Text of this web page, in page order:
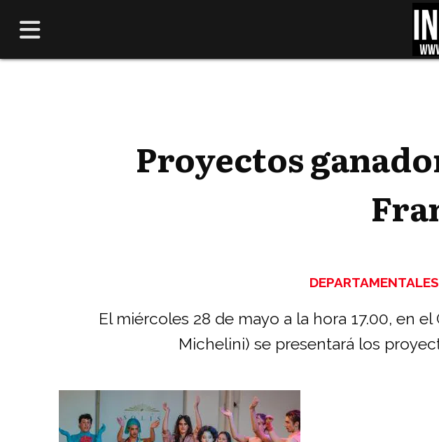
Proyectos
El miércoles 28 de mayo a la hora 17.00, en
Michelini) se presentará los
DEPARTAMENTALES